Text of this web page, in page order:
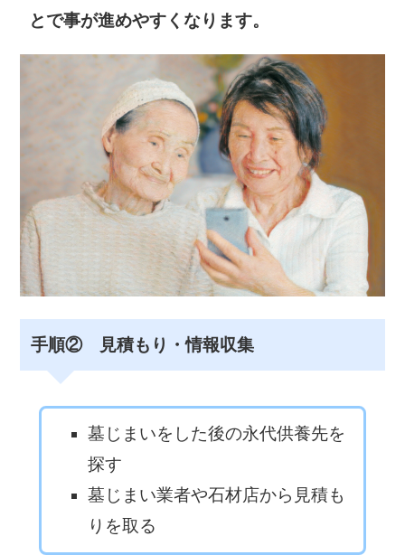
とで事が進めやすくなります。
手順② 見積もり・情報収集
墓じまいをした後の永代供養先を
探す
墓じまい業者や石材店から見積も
りを取る